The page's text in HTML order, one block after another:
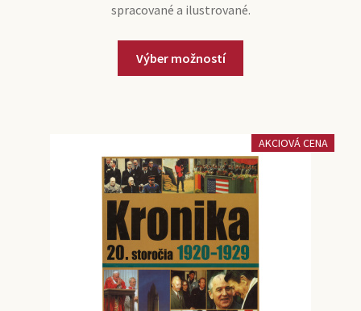
spracované a ilustrované.
Výber možností
AKCIOVÁ CENA